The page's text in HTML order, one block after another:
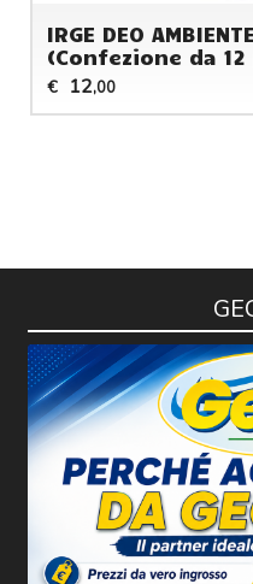
IRGE DEO
(Confezione da 12
€ 12,00